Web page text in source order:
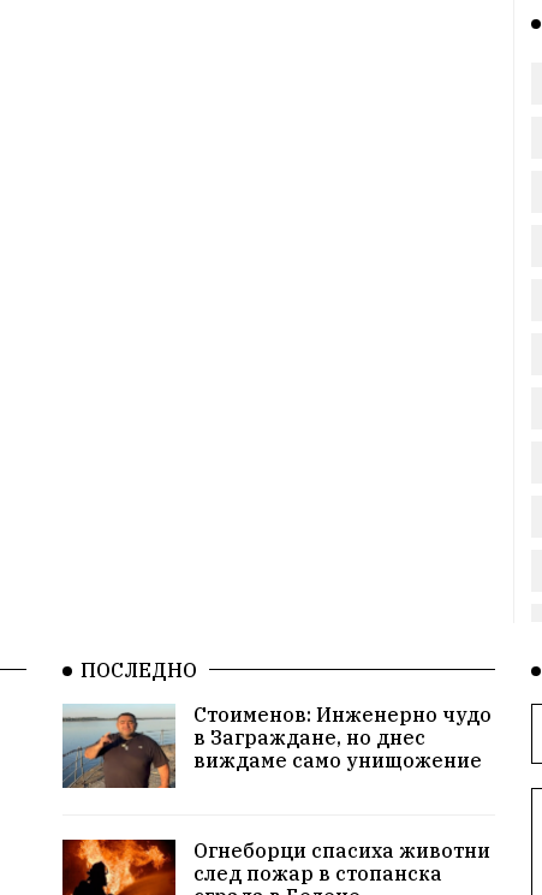
ПОСЛЕДНО
Стоименов: Инженерно чудо
в Заграждане, но днес
виждаме само унищожение
Огнеборци спасиха животни
след пожар в стопанска